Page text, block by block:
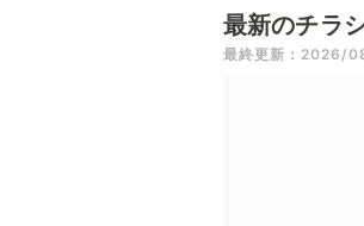
最新のチラ
最終更新：2026/